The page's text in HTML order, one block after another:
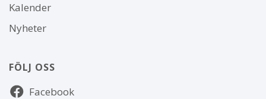
Kalender
Nyheter
FÖLJ OSS
Följ Facebook